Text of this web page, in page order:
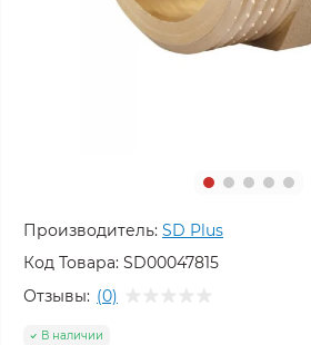
Производитель: SD Plus
Код Товара: SD00047815
Отзывы: (0)
В наличии